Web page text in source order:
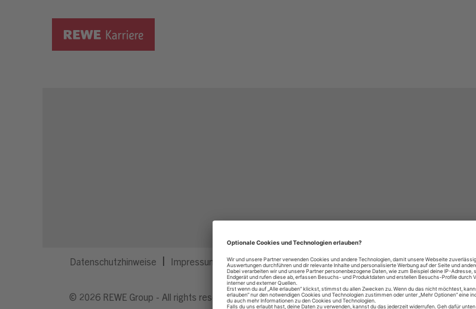
Datenschutzhinweise Impressum Privatsphäre-Einstellungen
© 2026 REWE Group - All rights reserved